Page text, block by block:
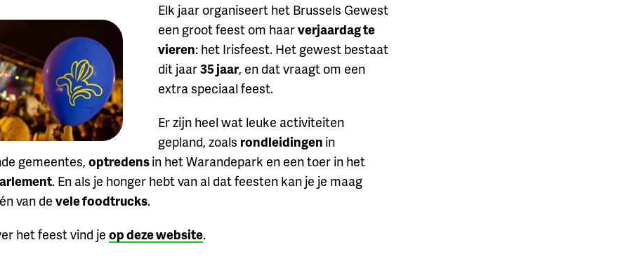
Elk jaar organiseert het Brussels Gewest
een groot feest om haarverjaardag te
vieren: het Irisfeest. Het gewest bestaat
dit jaar35 jaar, en dat vraagt om een
extra speciaal feest.
Er zijn heel wat leuke activiteiten
gepland, zoals rondleidingen in
gemeentes,optredensin het Warandepark en een toer in het
. En als je honger hebt van al dat feesten kan je je maag
van de vele foodtrucks.
het feest vind je op deze website.